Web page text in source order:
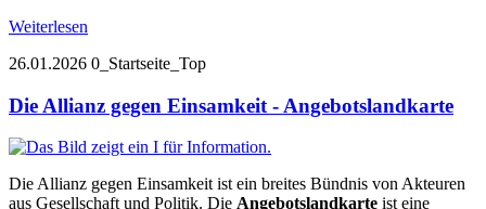
Weiterlesen
26.01.2026 0_Startseite_Top
Die Allianz gegen Einsamkeit - Angebotslandkarte
Die Allianz gegen Einsamkeit ist ein breites Bündnis von Akteuren
aus Gesellschaft und Politik. Die Angebotslandkarte ist eine